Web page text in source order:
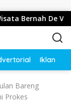
De Vallei
Iklan
Bareng
Prokes